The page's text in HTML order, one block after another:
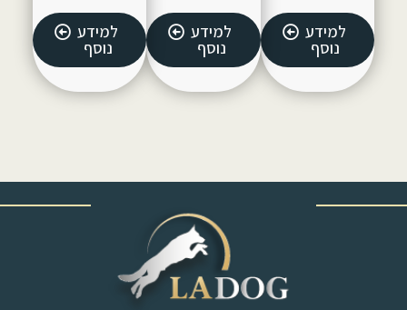
למידע
נוסף
למידע
נוסף
למידע
נוסף